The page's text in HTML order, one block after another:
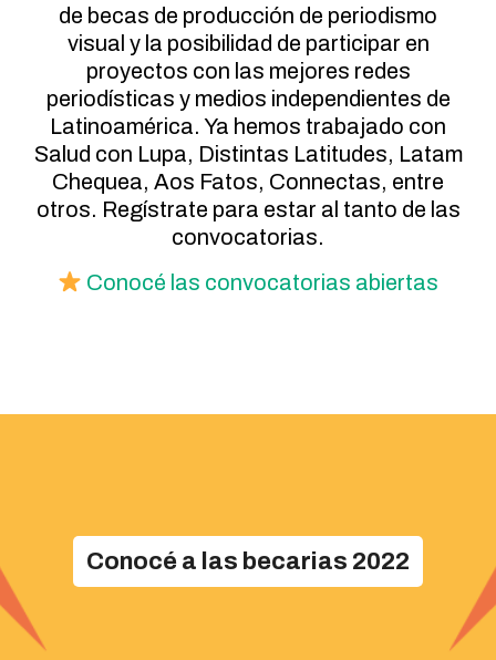
de becas de producción de periodismo
visual y la posibilidad de participar en
proyectos con las mejores redes
periodísticas y medios independientes de
Latinoamérica. Ya hemos trabajado con
Salud con Lupa, Distintas Latitudes, Latam
Chequea, Aos Fatos, Connectas, entre
otros. Regístrate para estar al tanto de las
convocatorias.
Conocé las convocatorias abiertas
Conocé a las becarias 2022